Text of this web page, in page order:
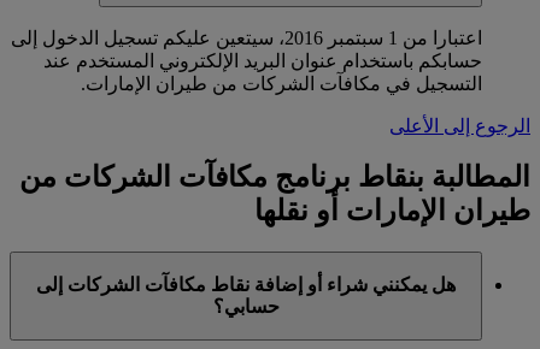
اعتبارا من 1 سبتمبر 2016، سيتعين عليكم تسجيل الدخول إلى
حسابكم باستخدام عنوان البريد الإلكتروني المستخدم عند
التسجيل في مكافآت الشركات من طيران الإمارات.
الرجوع إلى الأعلى
المطالبة بنقاط برنامج مكافآت الشركات من
طيران الإمارات أو نقلها
هل يمكنني شراء أو إضافة نقاط مكافآت الشركات إلى
حسابي؟